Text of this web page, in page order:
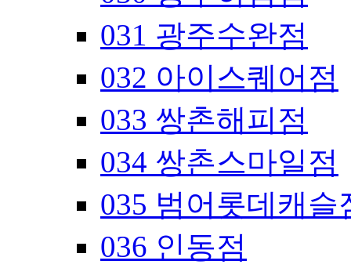
031 광주수완점
032 아이스퀘어점
033 쌍촌해피점
034 쌍촌스마일점
035 범어롯데캐슬
036 인동점